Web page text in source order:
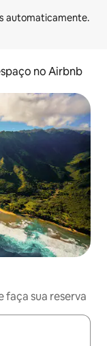
no Airbnb
faça sua reserva
explore-os